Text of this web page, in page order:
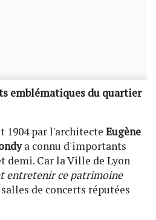
emblématiques du quartier
1904 par l'architecte Eugène
a connu d'importants
demi. Car la Ville de Lyon
entretenir ce patrimoine
de concerts réputées